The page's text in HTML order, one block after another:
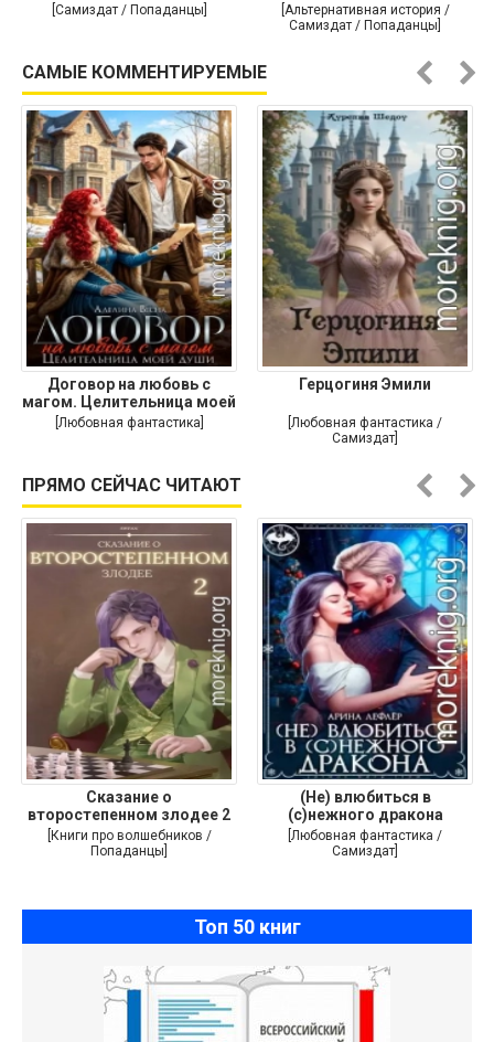
[Самиздат / Попаданцы]
[Альтернативная история /
Самиздат / Попаданцы]
САМЫЕ КОММЕНТИРУЕМЫЕ
Договор на любовь с
магом. Целительница моей
души
[Любовная фантастика]
Герцогиня Эмили
[Любовная фантастика /
Самиздат]
ПРЯМО СЕЙЧАС ЧИТАЮТ
Сказание о
второстепенном злодее 2
[Книги про волшебников /
Попаданцы]
(Не) влюбиться в
(с)нежного дракона
[Любовная фантастика /
Самиздат]
Топ 50 книг